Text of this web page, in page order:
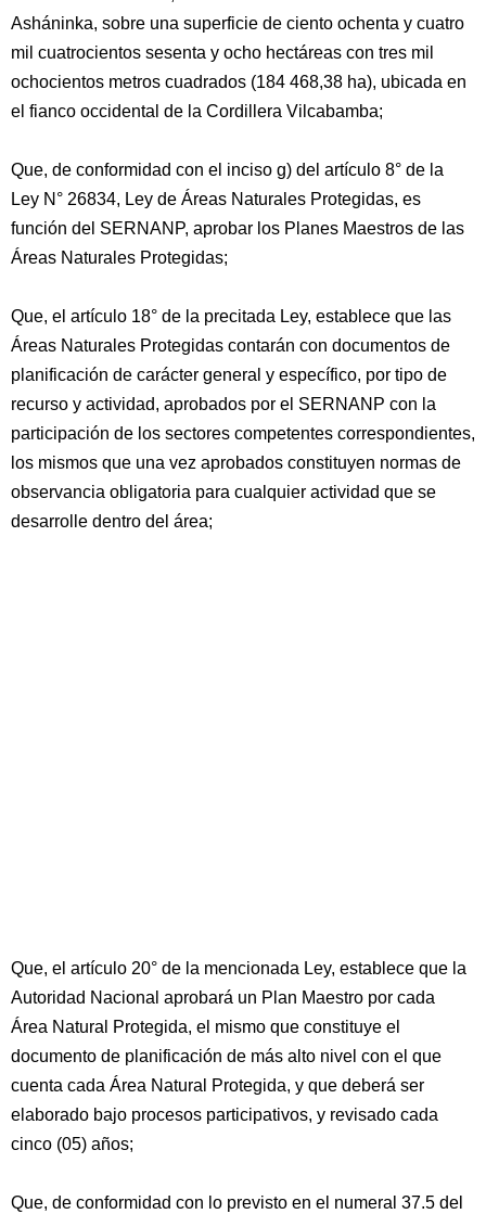
Asháninka, sobre una superficie de ciento ochenta y cuatro
mil cuatrocientos sesenta y ocho hectáreas con tres mil
ochocientos metros cuadrados (184 468,38 ha), ubicada en
el fianco occidental de la Cordillera Vilcabamba;
Que, de conformidad con el inciso g) del artículo 8° de la
Ley N° 26834, Ley de Áreas Naturales Protegidas, es
función del SERNANP, aprobar los Planes Maestros de las
Áreas Naturales Protegidas;
Que, el artículo 18° de la precitada Ley, establece que las
Áreas Naturales Protegidas contarán con documentos de
planificación de carácter general y específico, por tipo de
recurso y actividad, aprobados por el SERNANP con la
participación de los sectores competentes correspondientes,
los mismos que una vez aprobados constituyen normas de
observancia obligatoria para cualquier actividad que se
desarrolle dentro del área;
Que, el artículo 20° de la mencionada Ley, establece que la
Autoridad Nacional aprobará un Plan Maestro por cada
Área Natural Protegida, el mismo que constituye el
documento de planificación de más alto nivel con el que
cuenta cada Área Natural Protegida, y que deberá ser
elaborado bajo procesos participativos, y revisado cada
cinco (05) años;
Que, de conformidad con lo previsto en el numeral 37.5 del